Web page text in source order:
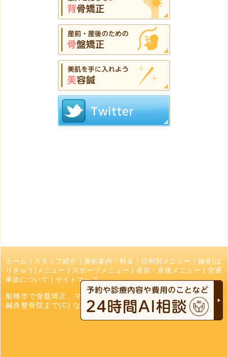
ホーム スタッフ紹介 施術案内・料金 症例別メニュー
鍼灸(は
りきゅう)メニュー
スポーツメニュー 産前・産後メニュー
交通
事故について
サイトマップ
船橋市で骨盤矯正、マッサージ、接骨院でお探しの方はなかお
鍼灸整骨院まで(C) なかお鍼灸接骨院 All Right Reserved.